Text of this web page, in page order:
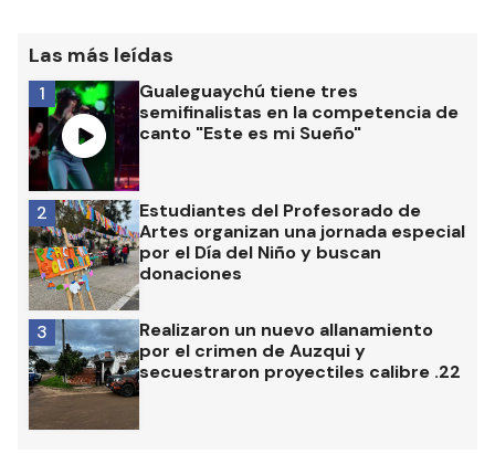
Las más leídas
Gualeguaychú tiene tres
semifinalistas en la competencia de
canto "Este es mi Sueño"
1
Estudiantes del Profesorado de
Artes organizan una jornada especial
por el Día del Niño y buscan
donaciones
2
Realizaron un nuevo allanamiento
por el crimen de Auzqui y
secuestraron proyectiles calibre .22
3